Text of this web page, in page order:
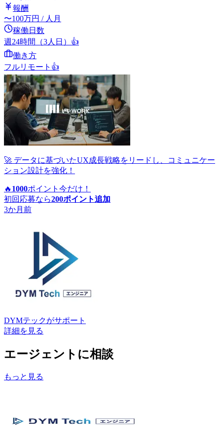
報酬
〜100万円 / 人月
稼働日数
週24時間（3人日） 👍
働き方
フルリモート 👍
🚀 データに基づいたUX成長戦略をリードし、コミュニケー
ション設計を強化！
🔥 1000ポイント 今だけ！
初回応募なら200ポイント追加
3か月前
DYMテックがサポート
詳細を見る
エージェントに相談
もっと見る